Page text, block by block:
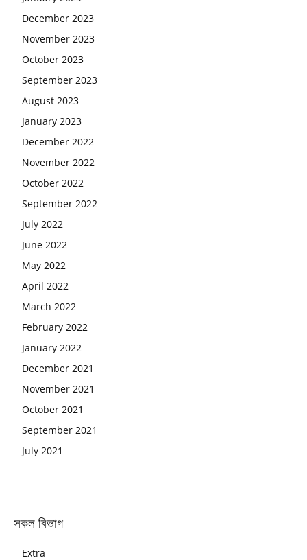
December 2023
November 2023
October 2023
September 2023
August 2023
January 2023
December 2022
November 2022
October 2022
September 2022
July 2022
June 2022
May 2022
April 2022
March 2022
February 2022
January 2022
December 2021
November 2021
October 2021
September 2021
July 2021
সকল বিভাগ
Extra